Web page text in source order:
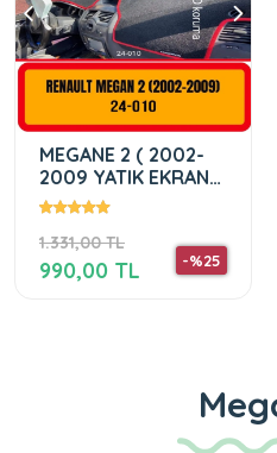
MEGANE 2 ( 2002-
2009 YATIK EKRANLI
)
1.331,00 TL
-%25
990,00 TL